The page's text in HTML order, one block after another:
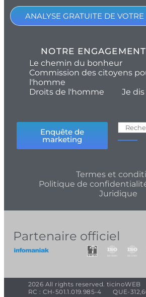
ANALYSE GRATUITE DE
NOTRE
Le chemin du bonheur
Commission des citoyens
l'homme
Droits de l'homme
Je
Enquête de
marketing
Termes et
Politique de
Juridique
Partenaire officiel
2026 All rights reserved. ticinoWEB
RC : CH-501.1.019.985-4
QUE-